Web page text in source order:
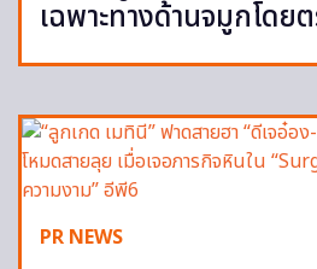
เฉพาะทางด้านจมูกโดย
PR NEWS